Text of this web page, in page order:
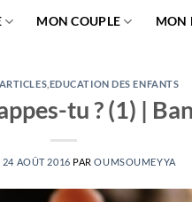
MON COUPLE MON
EDUCATION DES ENFANTS
tu ? (1) |
24 AOÛT 2016 PAROUMSOUMEYYA